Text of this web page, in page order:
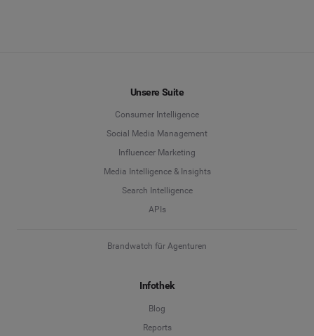
Unsere Suite
Consumer Intelligence
Social Media Management
Influencer Marketing
Media Intelligence & Insights
Search Intelligence
APIs
Brandwatch für Agenturen
Infothek
Blog
Reports